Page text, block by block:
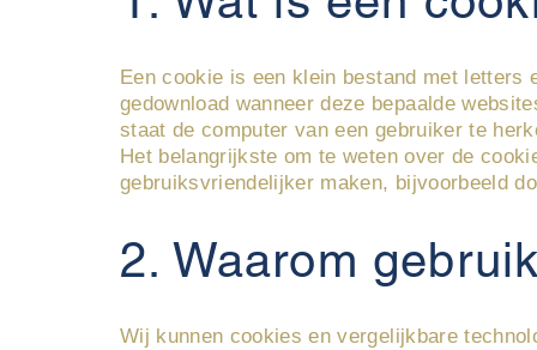
Een cookie is een klein bestand met letters
gedownload wanneer deze bepaalde
staat de computer van een gebruiker te
Het belangrijkste om te weten over de
gebruiksvriendelijker maken, bijvoorbeeld
2. Waarom
Wij kunnen cookies en vergelijkbare